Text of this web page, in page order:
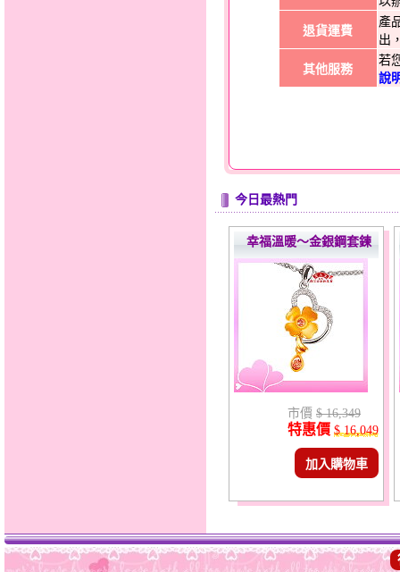
退貨運費
產
出
其他服務
若
說
今日最熱門
幸福溫暖～金銀鋼套鍊
市價 $ 16,349
特惠價 $ 16,049
加入購物車